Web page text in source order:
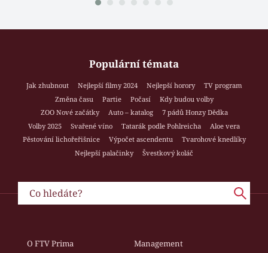
Populární témata
Jak zhubnout Nejlepší filmy 2024 Nejlepší horory
TV program
Změna času
Partie Počasí
Kdy budou volby
ZOO Nové začátky
Auto – katalog
7 pádů Honzy Dědka
Volby 2025
Svařené víno Tatarák podle Pohlreicha
Aloe vera
Pěstování lichořeřišnice
Výpočet ascendentu
Tvarohové knedlíky
Nejlepší palačinky
Švestkový koláč
O FTV Prima
Management